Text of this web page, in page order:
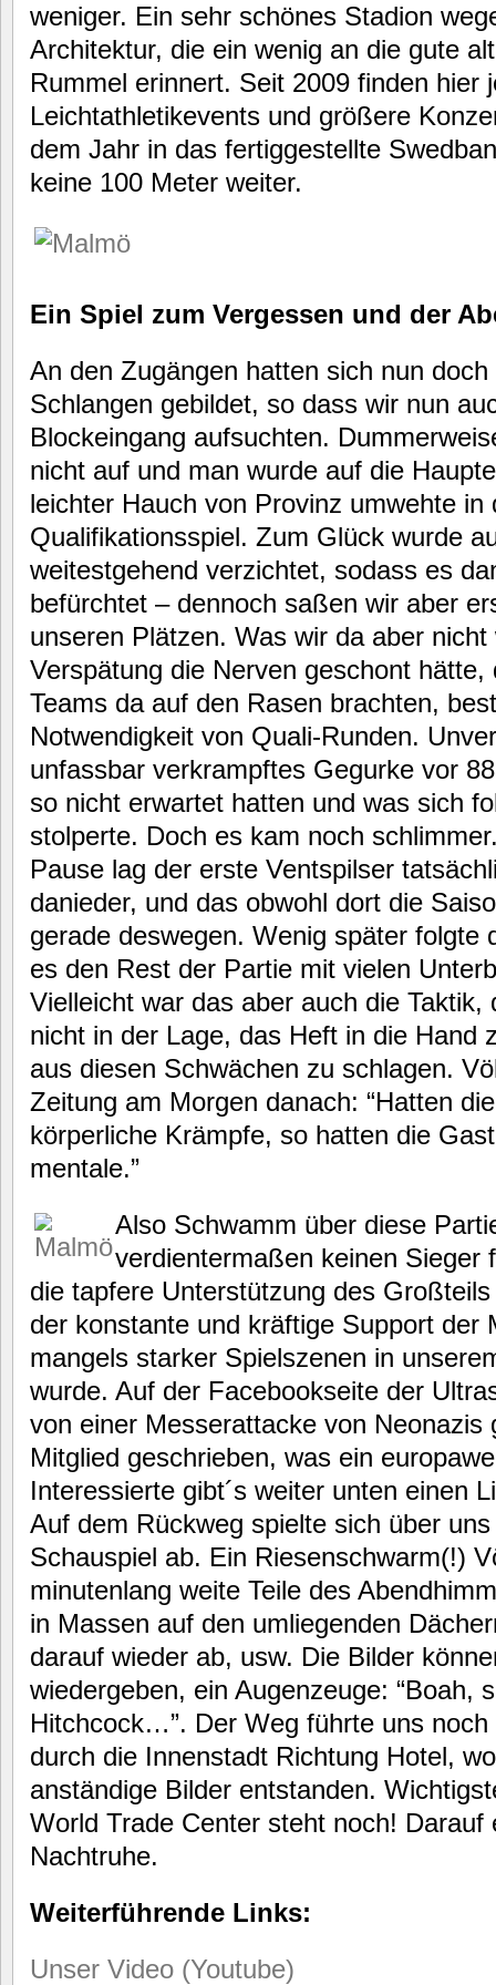
weniger. Ein sehr schönes Stadion
Architektur, die ein wenig an die gute
Rummel erinnert. Seit 2009 finden hier
Leichtathletikevents und größere
dem Jahr in das fertiggestellte
keine 100 Meter weiter.
Ein Spiel zum Vergessen und der
An den Zugängen hatten sich nun doch
Schlangen gebildet, so dass wir nun
Blockeingang aufsuchten.
nicht auf und man wurde auf die
leichter Hauch von Provinz umwehte
Qualifikationsspiel. Zum Glück wurde
weitestgehend verzichtet, sodass es
befürchtet – dennoch saßen wir aber
unseren Plätzen. Was wir da aber
Verspätung die Nerven geschont hätte,
Teams da auf den Rasen brachten,
Notwendigkeit von Quali-Runden.
unfassbar verkrampftes Gegurke vor
so nicht erwartet hatten und was sich
stolperte. Doch es kam noch
Pause lag der erste Ventspilser
danieder, und das obwohl dort die
gerade deswegen. Wenig später folgte
es den Rest der Partie mit vielen
Vielleicht war das aber auch die Taktik,
nicht in der Lage, das Heft in die Hand
aus diesen Schwächen zu schlagen.
Zeitung am Morgen danach: “Hatten
körperliche Krämpfe, so hatten die
mentale.”
Also Schwamm über diese
verdientermaßen keinen Sieger
die tapfere Unterstützung des
der konstante und kräftige Support der
mangels starker Spielszenen in
wurde. Auf der Facebookseite der
von einer Messerattacke von Neonazis
Mitglied geschrieben, was ein
Interessierte gibt´s weiter unten einen
Auf dem Rückweg spielte sich über
Schauspiel ab. Ein Riesenschwarm(!)
minutenlang weite Teile des
in Massen auf den umliegenden
darauf wieder ab, usw. Die Bilder
wiedergeben, ein Augenzeuge: “Boah,
Hitchcock…”. Der Weg führte uns
durch die Innenstadt Richtung Hotel,
anständige Bilder entstanden.
World Trade Center steht noch! Darauf
Nachtruhe.
Weiterführende Links:
Unser Video (Youtube)